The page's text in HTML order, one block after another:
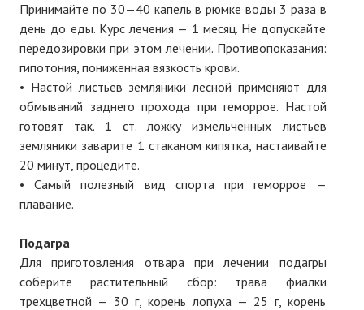
Принимайте по 30—40 капель в рюмке воды 3 раза в
день до еды. Курс лечения — 1 месяц. Не допускайте
передозировки при этом лечении. Противопоказания:
гипотония, пониженная вязкость крови.
• Настой листьев земляники лесной применяют для
обмываний заднего прохода при геморрое. Настой
готовят так. 1 ст. ложку измельченных листьев
земляники заварите 1 стаканом кипятка, настаивайте
20 минут, процедите.
• Самый полезный вид спорта при геморрое —
плавание.
Подагра
Для приготовления отвара при лечении подагры
соберите растительный сбор: трава фиалки
трехцветной — 30 г, корень лопуха — 25 г, корень